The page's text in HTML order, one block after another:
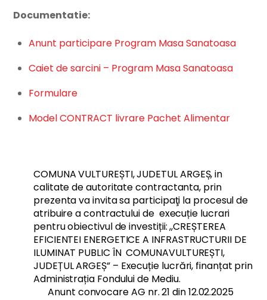
Documentatie:
Anunt participare Program Masa Sanatoasa
Caiet de sarcini – Program Masa Sanatoasa
Formulare
Model CONTRACT livrare Pachet Alimentar
COMUNA VULTUREȘTI, JUDETUL ARGEȘ, in
calitate de autoritate contractanta, prin
prezenta va invita sa participaţi la procesul de
atribuire a contractului de execuție lucrari
pentru obiectivul de investiții: ,,CREȘTEREA
EFICIENTEI ENERGETICE A INFRASTRUCTURII DE
ILUMINAT PUBLIC ÎN COMUNAVULTUREȘTI,
JUDEȚUL ARGEȘ” – Execuție lucrări, finanțat prin
Administrația Fondului de Mediu.
Anunt convocare AG nr. 21 din 12.02.2025